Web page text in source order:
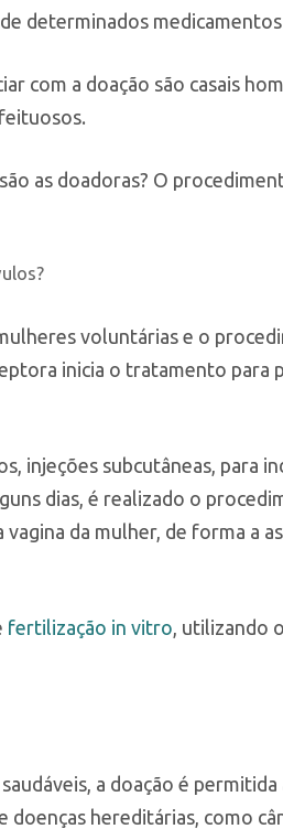
determinados
com a doação são casais
as doadoras? O
voluntárias e o
inicia o tratamento para
injeções subcutâneas, para
dias, é realizado o
vagina da mulher, de forma a
fertilização in vitro, utilizando
a doação é
doenças hereditárias, como